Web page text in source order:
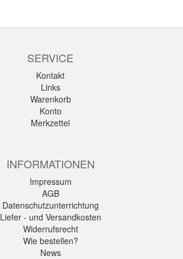
SERVICE
Kontakt
Links
Warenkorb
Konto
Merkzettel
INFORMATIONEN
Impressum
AGB
Datenschutzunterrichtung
Liefer - und Versandkosten
Widerrufsrecht
Wie bestellen?
News